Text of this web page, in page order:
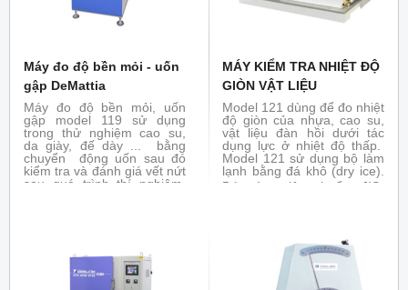
Máy đo độ bền mỏi - uốn
gập DeMattia
Máy đo độ bền mỏi, uốn
gập model 119 sử dụng
trong thử nghiệm cao su,
da giày, đế dày ... bằng
chuyển động uốn sau đó
kiểm tra và đánh giá vết nứt
sau quá trình thí nghiệm.
MÁY KIỂM TRA NHIỆT ĐỘ
GIÒN VẬT LIỆU
Model 121 dùng để đo nhiệt
độ giòn của nhựa, cao su,
vật liệu đàn hồi dưới tác
dụng lực ở nhiệt độ thấp.
Model 121 sử dụng bộ làm
lạnh bằng đá khô (dry ice).
Đáp ứng tiêu chuẩn:
JIS-